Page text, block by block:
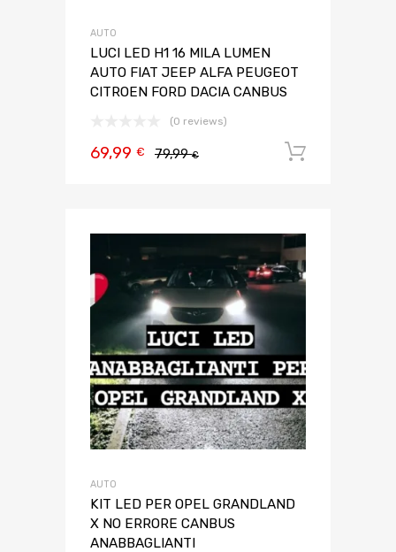
AUTO
LUCI LED H1 16 MILA LUMEN
AUTO FIAT JEEP ALFA PEUGEOT
CITROEN FORD DACIA CANBUS
(0 reviews)
79,99€
69,99 €
AUTO
KIT LED PER OPEL GRANDLAND
X NO ERRORE CANBUS
ANABBAGLIANTI